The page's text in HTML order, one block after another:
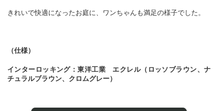
きれいで快適になったお庭に、ワンちゃんも満足の様子でした。
（仕様）
インターロッキング：東洋工業 エクレル（ロッソブラウン、ナ
チュラルブラウン、クロムグレー）